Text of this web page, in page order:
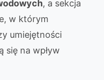
, a sekcja
w którym
umiejętności
się na wpływ